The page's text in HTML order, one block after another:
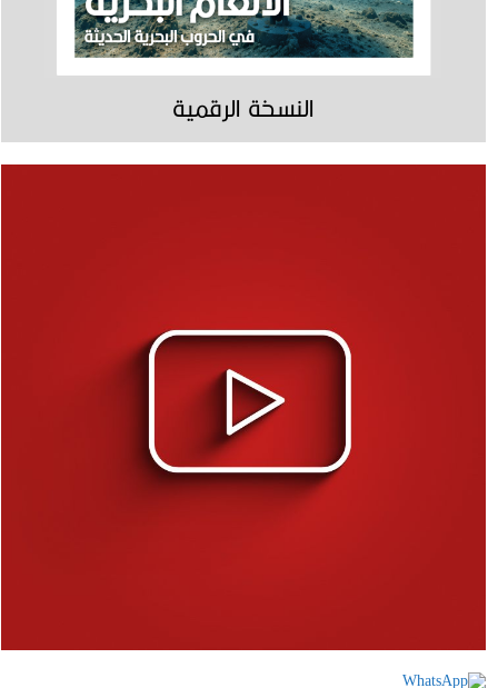
النسخة الرقمية